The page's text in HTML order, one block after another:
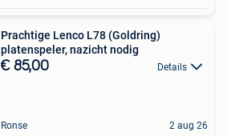
Prachtige Lenco L78 (Goldring)
platenspeler, nazicht nodig
€ 85,00 Details
Ronse 2 aug 26